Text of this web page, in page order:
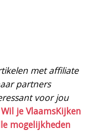
met affiliate
partners
voor jou
Wil je VlaamsKijken
mogelijkheden